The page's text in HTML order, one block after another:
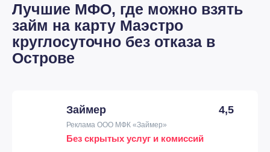
Лучшие МФО, где можно взять
займ на карту Маэстро
круглосуточно без отказа в
Острове
Займер 4,5
Реклама ООО МФК «Займер»
Без скрытых услуг и комиссий